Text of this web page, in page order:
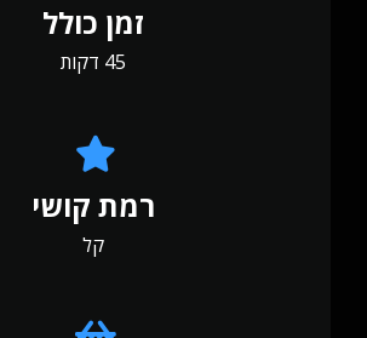
זמן כולל
45 דקות
רמת קושי
קל